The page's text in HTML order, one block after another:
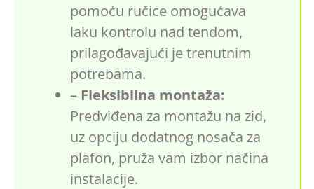
pomoću ručice omogućava
laku kontrolu nad tendom,
prilagođavajući je trenutnim
potrebama.
– Fleksibilna montaža:
Predviđena za montažu na zid,
uz opciju dodatnog nosača za
plafon, pruža vam izbor načina
instalacije.